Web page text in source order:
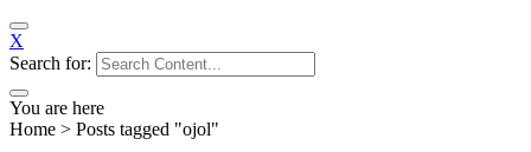
X
Search for:
You are here
Home > Posts tagged "ojol"